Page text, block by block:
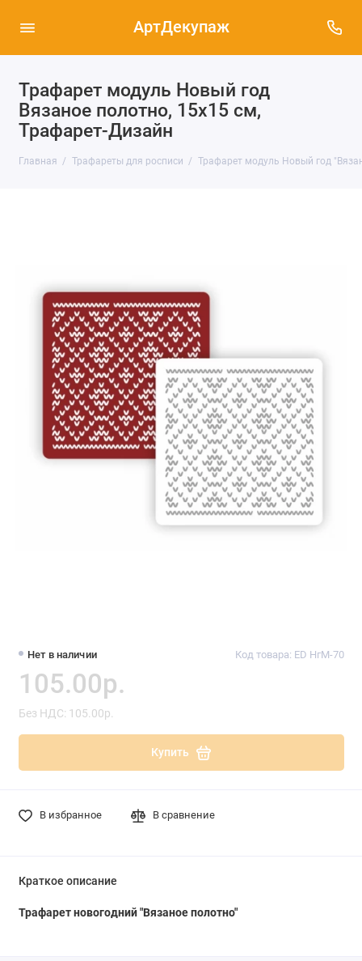
АртДекупаж
Трафарет модуль Новый год
Вязаное полотно, 15х15 см,
Трафарет-Дизайн
Главная Трафареты для росписи Трафарет модуль Новый год
Нет в наличии Код товара: ED НгМ-70
105.00р.
Без НДС: 105.00р.
Купить
В избранное В сравнение
Краткое описание
Трафарет новогодний"Вязаное полотно"